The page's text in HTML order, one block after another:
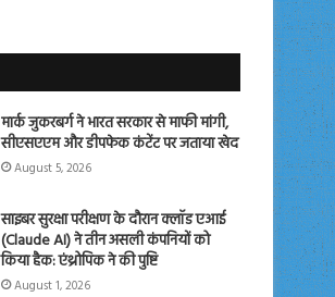
मार्क जुकरबर्ग ने भारत सरकार से माफी मांगी,
सीएसएएम और डीपफेक कंटेंट पर जताया खेद
August 5, 2026
साइबर सुरक्षा परीक्षण के दौरान क्लॉड एआई
(Claude AI) ने तीन असली कंपनियों को
किया हैक: एंथ्रोपिक ने की पुष्टि
August 1, 2026